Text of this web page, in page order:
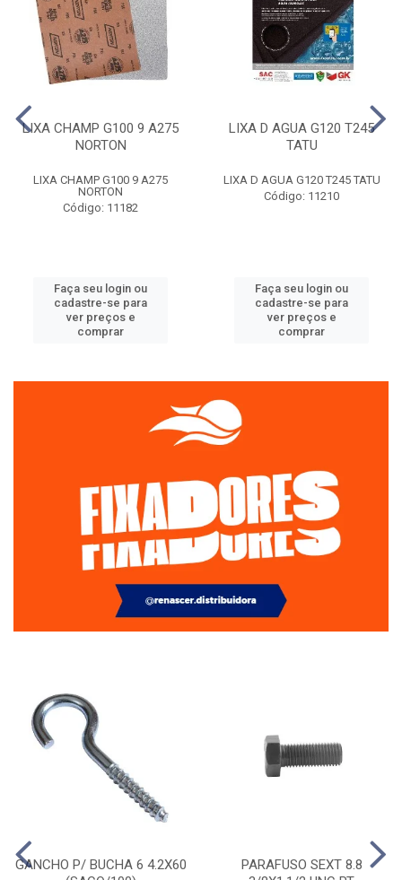
LIXA CHAMP G100 9 A275
NORTON
LIXA CHAMP G100 9 A275
NORTON
Código: 11182
Faça seu login ou
cadastre-se para
ver preços e
comprar
LIXA D AGUA G120 T245
TATU
LIXA D AGUA G120 T245 TATU
Código: 11210
Faça seu login ou
cadastre-se para
ver preços e
comprar
GANCHO P/ BUCHA 6 4.2X60
PARAFUSO SEXT 8.8